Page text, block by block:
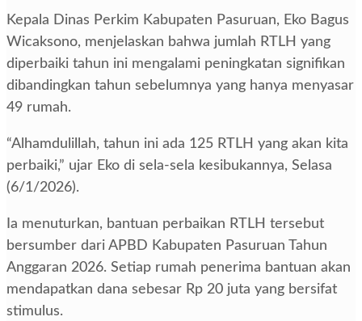
Kepala Dinas Perkim Kabupaten Pasuruan, Eko Bagus
Wicaksono, menjelaskan bahwa jumlah RTLH yang
diperbaiki tahun ini mengalami peningkatan signifikan
dibandingkan tahun sebelumnya yang hanya menyasar
49 rumah.
“Alhamdulillah, tahun ini ada 125 RTLH yang akan kita
perbaiki,” ujar Eko di sela-sela kesibukannya, Selasa
(6/1/2026).
Ia menuturkan, bantuan perbaikan RTLH tersebut
bersumber dari APBD Kabupaten Pasuruan Tahun
Anggaran 2026. Setiap rumah penerima bantuan akan
mendapatkan dana sebesar Rp 20 juta yang bersifat
stimulus.